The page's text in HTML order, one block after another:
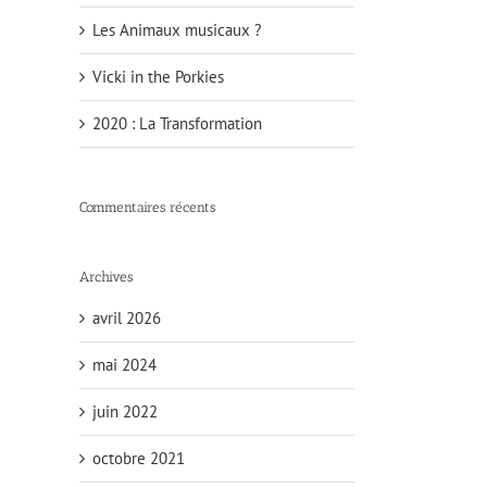
Les Animaux musicaux ?
Vicki in the Porkies
2020 : La Transformation
Commentaires récents
Archives
avril 2026
mai 2024
juin 2022
octobre 2021